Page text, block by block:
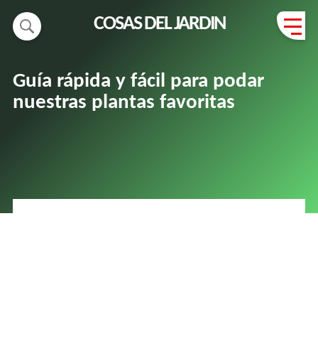
COSAS DEL JARDIN
Guía rápida y fácil para podar
nuestras plantas favoritas